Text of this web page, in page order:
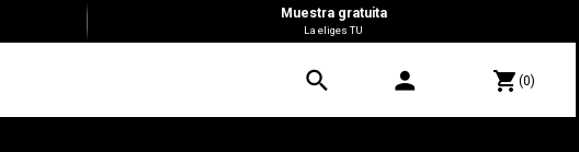
Muestra gratuita
La eliges TU
search person shopping_cart(0)